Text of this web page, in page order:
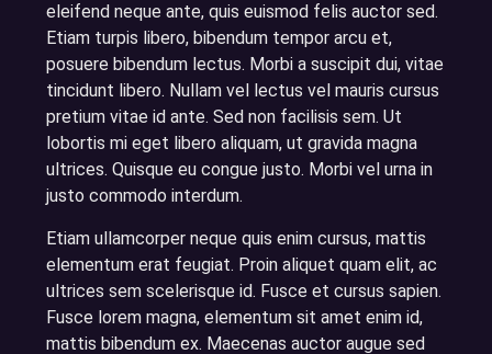
eleifend neque ante, quis euismod felis auctor sed.
Etiam turpis libero, bibendum tempor arcu et,
posuere bibendum lectus. Morbi a suscipit dui, vitae
tincidunt libero. Nullam vel lectus vel mauris cursus
pretium vitae id ante. Sed non facilisis sem. Ut
lobortis mi eget libero aliquam, ut gravida magna
ultrices. Quisque eu congue justo. Morbi vel urna in
justo commodo interdum.
Etiam ullamcorper neque quis enim cursus, mattis
elementum erat feugiat. Proin aliquet quam elit, ac
ultrices sem scelerisque id. Fusce et cursus sapien.
Fusce lorem magna, elementum sit amet enim id,
mattis bibendum ex. Maecenas auctor augue sed